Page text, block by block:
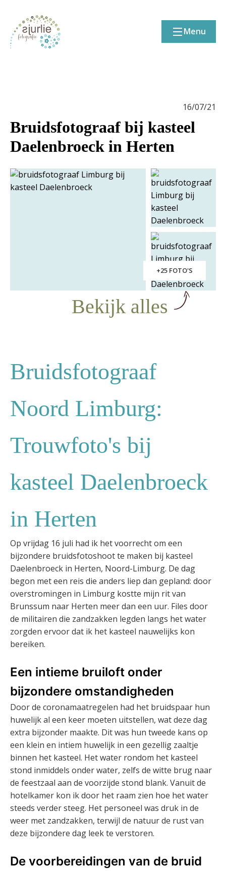
Menu
16/07/21
Bruidsfotograaf bij kasteel
Daelenbroeck in Herten
+25 FOTO'S
Bekijk alles
Bruidsfotograaf
Noord Limburg:
Trouwfoto's bij
kasteel Daelenbroeck
in Herten
Op vrijdag 16 juli had ik het voorrecht om een
bijzondere bruidsfotoshoot te maken bij kasteel
Daelenbroeck in Herten, Noord-Limburg. De dag
begon met een reis die anders liep dan gepland: door
overstromingen in Limburg kostte mijn rit van
Brunssum naar Herten meer dan een uur. Files door
de militairen die zandzakken legden langs het water
zorgden ervoor dat ik het kasteel nauwelijks kon
bereiken.
Een intieme bruiloft onder
bijzondere omstandigheden
Door de coronamaatregelen had het bruidspaar hun
huwelijk al een keer moeten uitstellen, wat deze dag
extra bijzonder maakte. Dit was hun tweede kans op
een klein en intiem huwelijk in een gezellig zaaltje
binnen het kasteel. Het water rondom het kasteel
stond inmiddels onder water, zelfs de witte brug naar
de feestzaal aan de voorzijde stond blank. Vanuit de
hotelkamer kon ik door het raam zien hoe het water
steeds verder steeg. Het personeel was druk in de
weer met zandzakken, terwijl de natuur de rust van
deze bijzondere dag leek te verstoren.
De voorbereidingen van de bruid